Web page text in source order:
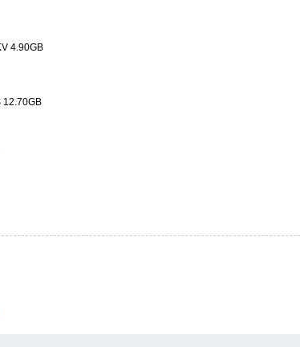
4.90GB
12.70GB